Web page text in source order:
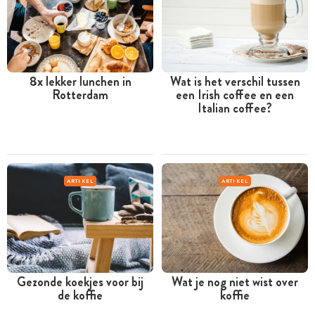
8x lekker lunchen in
Rotterdam
Wat is het verschil tussen
een Irish coffee en een
Italian coffee?
ARTIKEL
Gezonde koekjes voor bij
de koffie
ARTIKEL
Wat je nog niet wist over
koffie